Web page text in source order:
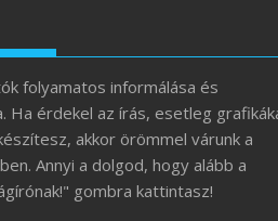
folyamatos informálása és
Ha érdekel az írás, esetleg
akkor örömmel várunk a
Annyi a dolgod, hogy alább a
gombra kattintasz!